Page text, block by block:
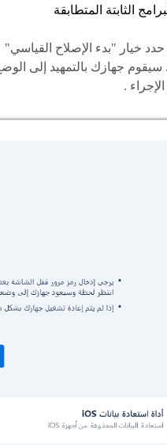
حدد خيار "بدء الإصلاح القياسي"
سيقوم جهازك بالتمهيد إلى
.